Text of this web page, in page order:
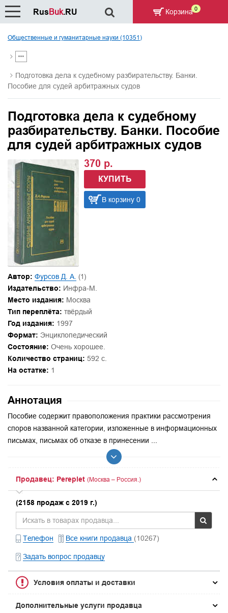
Общественные и гуманитарные науки (10351)
Подготовка дела к судебному разбирательству. Банки.
Пособие для судей арбитражных судов
Подготовка дела к судебному
разбирательству. Банки. Пособие
для судей арбитражных судов
370 р.
КУПИТЬ
В корзину 0
Автор: Фурсов Д. А. (1)
Издательство: Инфра-М.
Место издания: Москва
Тип переплёта: твёрдый
Год издания: 1997
Формат: Энциклопедический
Состояние: Очень хорошее.
Количество страниц: 592 с.
На остатке: 1
Аннотация
Пособие содержит правоположения практики рассмотрения
споров названной категории, изложенные в информационных
письмах, письмах об отказе в принесении ...
Продавец: Pereplet (Москва – Россия.)
(2158 продаж с 2019 г.)
Телефон Все книги продавца (10267)
Задать вопрос продавцу
Условия оплаты и доставки
Дополнительные услуги продавца
RusBuk.RU Корзина 0